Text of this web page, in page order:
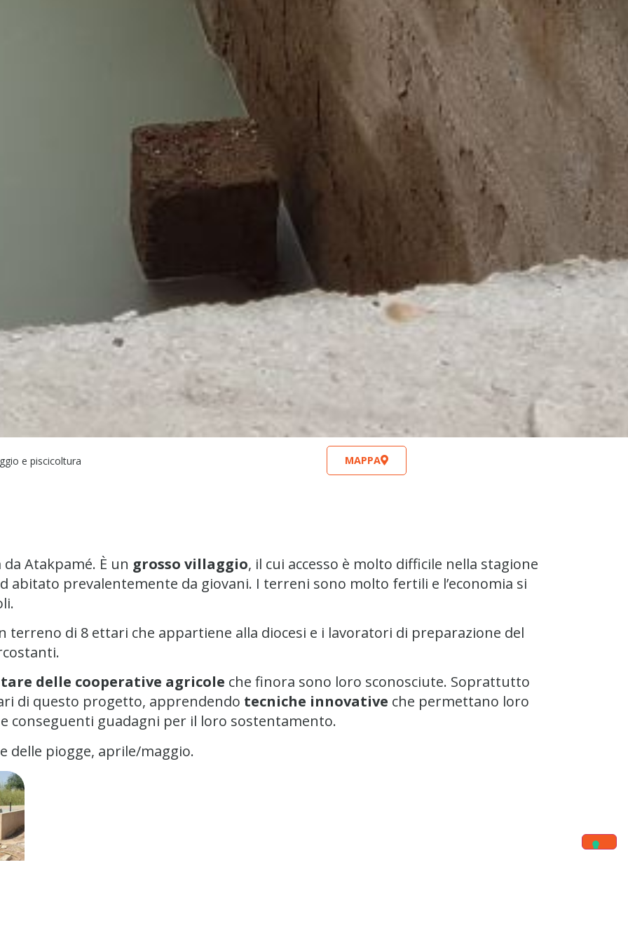
e piscicoltura MAPPA
Atakpamé. È un grosso villaggio, il cui accesso è molto difficile nella stagione
abitato prevalentemente da giovani. I terreni sono molto fertili e l’economia si
terreno di 8 ettari che appartiene alla diocesi e i lavoratori di preparazione del
delle cooperative agricole che finora sono loro sconosciute. Soprattutto
di questo progetto, apprendendo tecniche innovative che permettano loro
conseguenti guadagni per il loro sostentamento.
delle piogge, aprile/maggio.